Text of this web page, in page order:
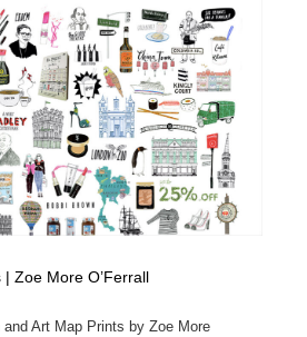
Zoe More O’Ferrall
Art Map Prints by Zoe More